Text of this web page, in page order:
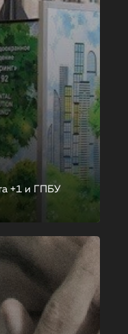
+1 и ГПБУ